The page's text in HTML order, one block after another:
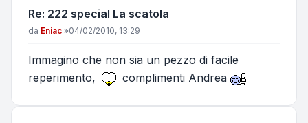
Re: 222 special La scatola
Messaggio
da Eniac »04/02/2010, 13:29
Immagino che non sia un pezzo di facile
reperimento,
complimenti Andrea